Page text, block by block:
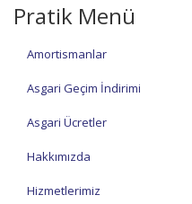
Pratik Menü
Amortismanlar
Asgari Geçim İndirimi
Asgari Ücretler
Hakkımızda
Hizmetlerimiz